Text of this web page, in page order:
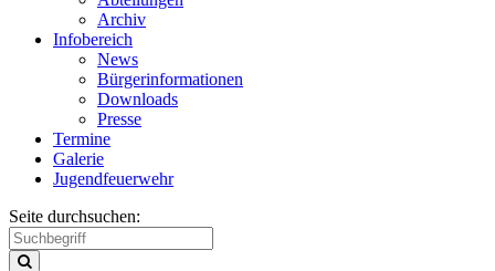
Archiv
Infobereich
News
Bürgerinformationen
Downloads
Presse
Termine
Galerie
Jugendfeuerwehr
Seite durchsuchen: